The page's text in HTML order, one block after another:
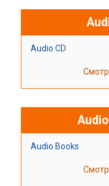
Audio CD
Audio Books